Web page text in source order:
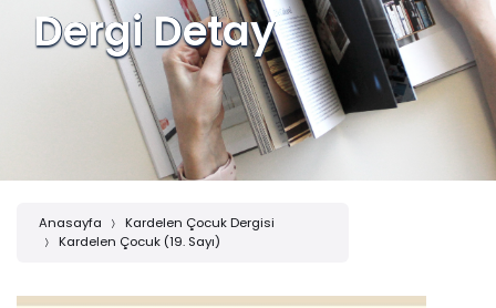
Dergi Detay
Anasayfa
Kardelen Çocuk Dergisi
Kardelen Çocuk (19. Sayı)